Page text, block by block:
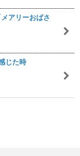
アリーおばさ
じた時